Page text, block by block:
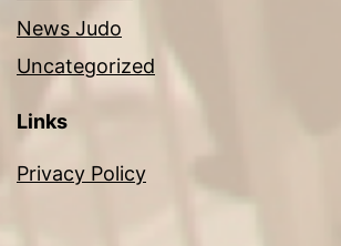
News Judo
Uncategorized
Links
Privacy Policy